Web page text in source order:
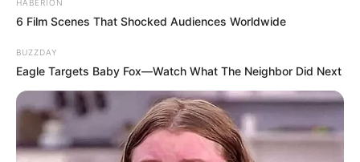
HABERION
6 Film Scenes That Shocked Audiences Worldwide
BUZZDAY
Eagle Targets Baby Fox—Watch What The Neighbor Did Next